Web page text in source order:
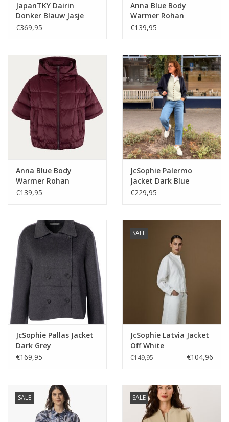
JapanTKY Dairin
Donker Blauw Jasje
€369,95
Anna Blue Body
Warmer Rohan
Caramel
€139,95
Anna Blue Body
Warmer Rohan
Bordeaux
€139,95
JcSophie Palermo
Jacket Dark Blue
€229,95
JcSophie Pallas Jacket
Dark Grey
€169,95
SALE
JcSophie Latvia Jacket
Off White
€149,95 €104,96
SALE SALE